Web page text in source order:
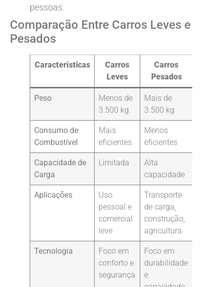
pessoas.
Comparação Entre Carros Leves e
Pesados
Características
Carros
Leves
Carros
Pesados
Peso
Menos de
3.500 kg
Mais de
3.500 kg
Consumo de
Combustível
Mais
eficientes
Menos
eficientes
Capacidade de
Carga
Limitada
Alta
capacidade
Aplicações
Uso
pessoal e
comercial
leve
Transporte
de carga,
construção,
agricultura
Tecnologia
Foco em
conforto e
segurança
Foco em
durabilidade
e